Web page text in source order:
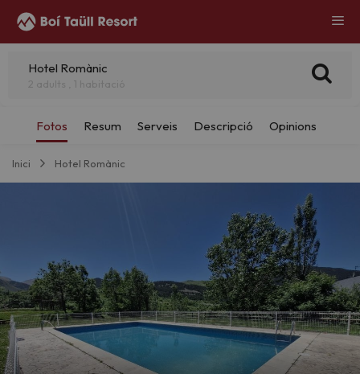
Hotel Romànic
2 adults , 1 habitació
Inici Hotel Romànic